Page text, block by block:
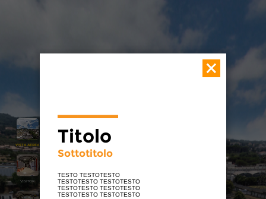
VISTA AEREA
VISITOR
___
Titolo
Sottotitolo
TESTO TESTOTESTO
TESTOTESTO TESTOTESTO
TESTOTESTO TESTOTESTO
TESTOTESTO TESTOTESTO